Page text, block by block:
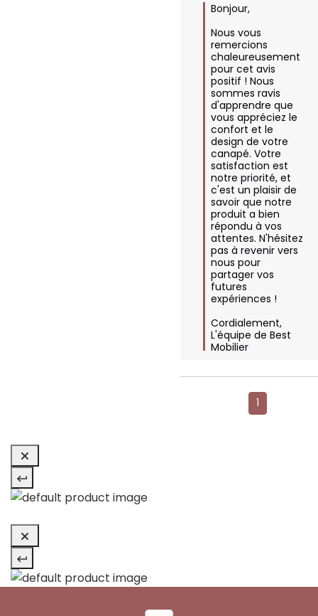
Bonjour,
Nous vous
remercions
chaleureusement
pour cet avis
positif ! Nous
sommes ravis
d'apprendre que
vous appréciez le
confort et le
design de votre
canapé. Votre
satisfaction est
notre priorité, et
c'est un plaisir de
savoir que notre
produit a bien
répondu à vos
attentes. N'hésitez
pas à revenir vers
nous pour
partager vos
futures
expériences !
Cordialement,
L'équipe de Best
Mobilier
1